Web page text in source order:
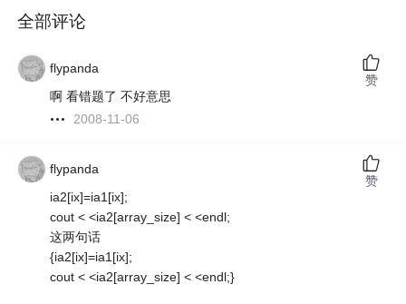
全部评论
flypanda
啊 看错题了 不好意思
2008-11-06
赞
flypanda
ia2[ix]=ia1[ix];
cout < <ia2[array_size] < <endl;
这两句话
{ia2[ix]=ia1[ix];
cout < <ia2[array_size] < <endl;}
赞